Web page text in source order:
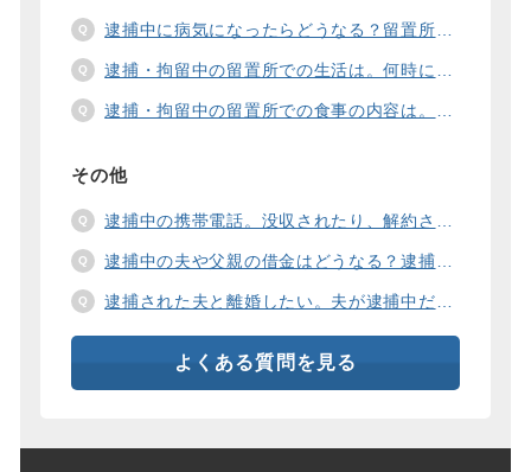
逮捕中に病気になったらどうなる？留置所の健康診断、診療、医療行為、手術は。
逮捕・拘留中の留置所での生活は。何時に起きて、何時に寝るの？部屋や食事の様子は？
逮捕・拘留中の留置所での食事の内容は。食事代は支払わないといけないの？
その他
逮捕中の携帯電話。没収されたり、解約されたり、見られたりするの？
逮捕中の夫や父親の借金はどうなる？逮捕中の借金の支払い方法は。
逮捕された夫と離婚したい。夫が逮捕中だと慰謝料は増えるの？
よくある質問を見る